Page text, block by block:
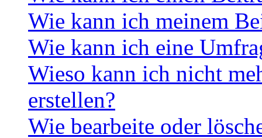
Wie kann ich meinem
Wie kann ich eine
Wieso kann ich nicht
erstellen?
Wie bearbeite oder